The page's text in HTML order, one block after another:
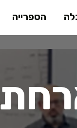
הספרייה